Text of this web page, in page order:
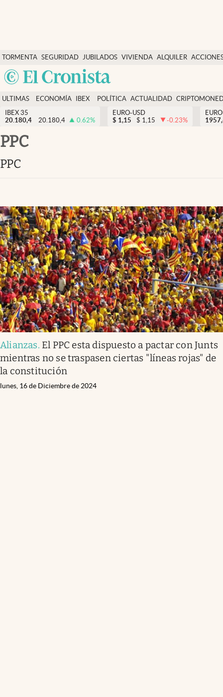
TORMENTA SEGURIDAD
SOCIAL
JUBILADOS VIVIENDA ALQUILER
Economía y finanzas
Política
Actualidad
Criptomonedas
ULTIMAS
NOTICIAS
ECONOMÍA
FINANZAS
IBEX
EURO
POLÍTICA ACTUALIDAD
IBEX 35
20.180,4
20.180,4 0.62%
EURO-USD
$ 1,15 $ 1,15 -0.23%
PPC
PPC
Alianzas. El PPC esta dispuesto a pactar con Junts
mientras no se traspasen ciertas "líneas rojas" de
la constitución
lunes, 16 de Diciembre de 2024